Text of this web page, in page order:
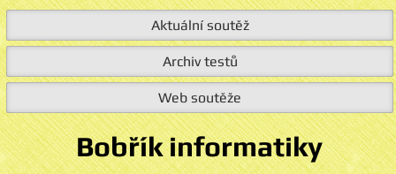
Aktuální soutěž
Archiv testů
Web soutěže
Bobřík informatiky